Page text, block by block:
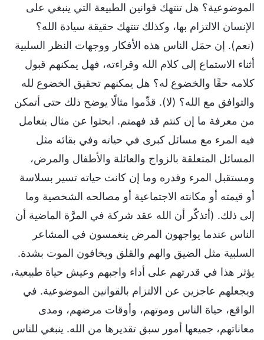
الموضوعية؟ هل تنتهك قوانين الطبيعة التي ينبغي على
الإنسان الالتزام بها، وكذلك تنتهك حقيقة سيادة الله؟
(نعم). إن حمَل الناس هذه الأفكار ووجهات النظر السلبية
أثناء الاستماع إلى كلام الله وقراءته، فهل يمكنهم قبول
كلامه حقًا والخضوع له؟ هل يمكنهم تحقيق الخضوع لله
والتوافق مع الله؟ (لا). قدِّموا مثالًا يوضح ذلك حتى أتمكن
من معرفة ما إن كنتم قد فهمتم. ابحثوا عن مثال يتعامل
فيه المرء مع مسائل كبرى في حياته وفي بقائه مثل
المسائل المتعلقة بالزواج والعائلة والأطفال والمرض،
ومستقبل المرء وقدره وما إن كانت حياته تسير بسلاسة
أو قيمته أو مكانته الاجتماعية أو مصالحه الشخصية وما
إلى ذلك. (أتذكّر أن الله عقد شركة في المرَّة الماضية أن
الناس عندما يواجهون المرض ينغمسون في المشاعر
السلبية مثل الضيق والهم والقلق ويخافون الموت بشدة.
يؤثر هذا في قدرتهم على أداء واجبهم وعيش حياة طبيعية،
ويجعلهم عاجزين عن الالتزام بالقوانين الموضوعية. في
الواقع، حياة الناس وموتهم، وأوقات مرضهم، ومدى
معاناتهم، جميعها أمور سبق تقديرها من الله. ينبغي للناس